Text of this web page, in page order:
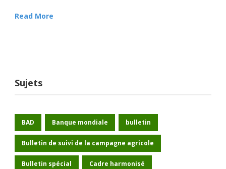
Read More
Sujets
BAD Banque mondiale bulletin
Bulletin de suivi de la campagne agricole
Bulletin spécial Cadre harmonisé